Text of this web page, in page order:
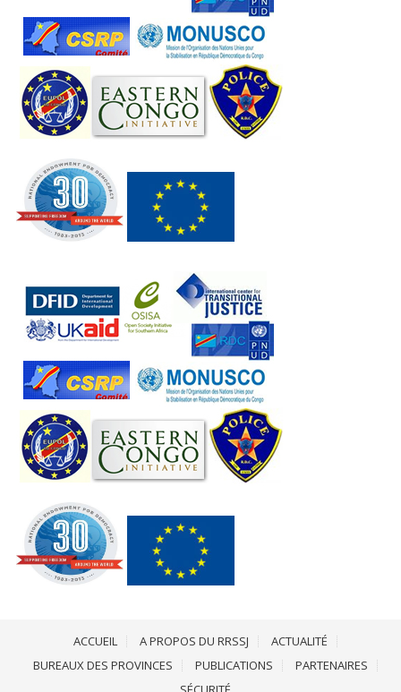
ACCUEIL A PROPOS DU RRSSJ
ACTUALITÉ
BUREAUX DES PROVINCES
PUBLICATIONS
PARTENAIRES